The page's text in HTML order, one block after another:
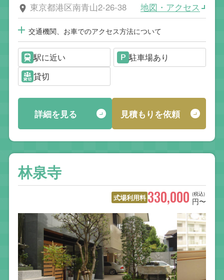
東京都港区南青山2-26-38 地図・アクセス
交通機関、お車でのアクセス方法について
駅に近い
駐車場あり
貸切
詳細を見る 見積もりを依頼
林泉寺
式場利用料 (税込)
330,000 円〜